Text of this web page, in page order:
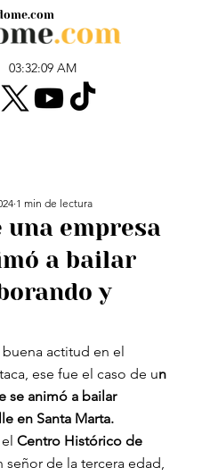
03:32:09 AM
una empresa
a bailar
y
1 min de lectura
actitud en el
ese fue el caso de un
se animó a bailar
en Santa Marta.
el Centro Histórico de
señor de la tercera edad,